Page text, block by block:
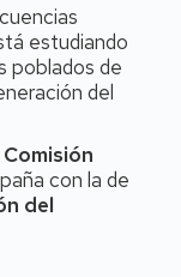
estudiando
poblados de
del
Comisión
con la de
del